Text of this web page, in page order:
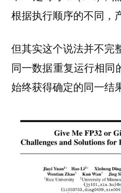
根据执行顺序的不同，
但其实这个说法并不完
同一数据重复运行相同
始终获得确定的同一结